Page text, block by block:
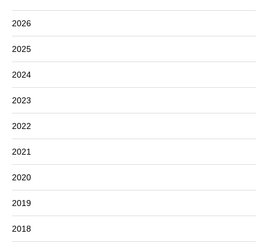
2026
2025
2024
2023
2022
2021
2020
2019
2018